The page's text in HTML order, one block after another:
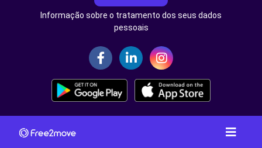
Informação sobre o tratamento dos seus dados
pessoais